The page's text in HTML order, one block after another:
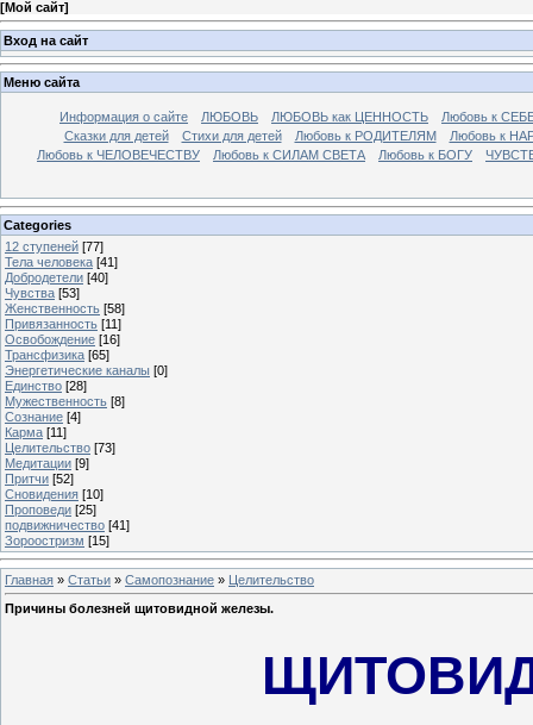
[Мой сайт]
Вход на сайт
Меню сайта
Информация о сайте ЛЮБОВЬ ЛЮБОВЬ как ЦЕННОСТЬ
Любовь к
Сказки для детей
Стихи для детей Любовь к РОДИТЕЛЯМ
Любовь к
Любовь к ЧЕЛОВЕЧЕСТВУ
Любовь к СИЛАМ СВЕТА Любовь к БОГУ
Categories
12 ступеней [77]
Тела человека [41]
Добродетели [40]
Чувства [53]
Женственность [58]
Привязанность [11]
Освобождение [16]
Трансфизика [65]
Энергетические каналы [0]
Единство [28]
Мужественность [8]
Сознание [4]
Карма [11]
Целительство [73]
Медитации [9]
Притчи [52]
Сновидения [10]
Проповеди [25]
подвижничество [41]
Зороостризм [15]
Главная » Статьи » Самопознание » Целительство
Причины болезней щитовидной железы.